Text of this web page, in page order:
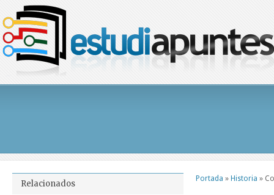
Portada » Historia »
Relacionados